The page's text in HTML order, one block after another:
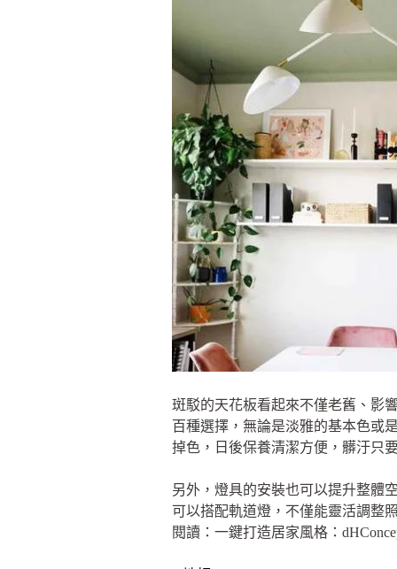
斑駁的天花板看起來不僅老舊、影
百種選擇，無論是淡雅的基本色或
掉色，日後保養清潔方便，髒汙只
另外，燈具的安裝也可以提升整體
可以搭配軌道燈，不僅能靈活調整
閱讀：一鍵打造居家風格：